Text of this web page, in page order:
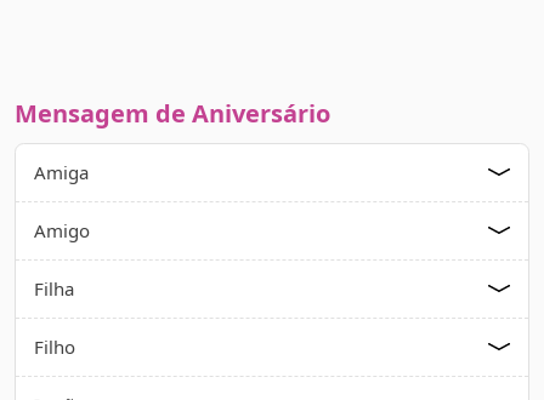
Mensagem de Aniversário
Amiga
Amigo
Filha
Filho